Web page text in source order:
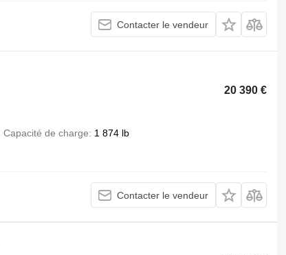
Contacter le vendeur
20 390 €
Capacité de charge 1 874 lb
Contacter le vendeur